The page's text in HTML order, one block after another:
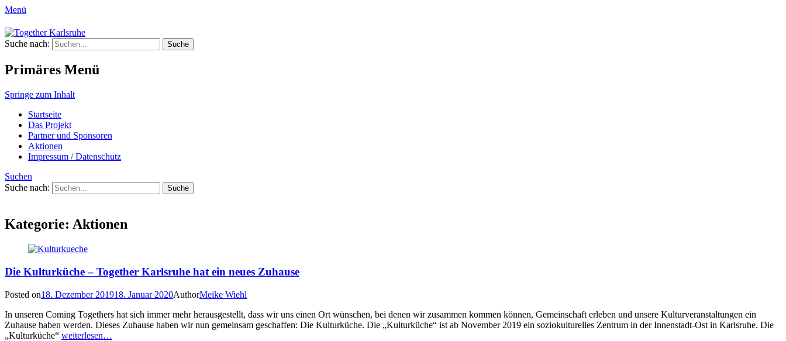
Menü
Together Karlsruhe
Integration von jungen Menschen mit Fluchterfahrung und Migrationshintergrund
Suche nach:
Primäres Menü
Springe zum Inhalt
Startseite
Das Projekt
Partner und Sponsoren
Aktionen
Impressum / Datenschutz
Suchen
Suche nach:
Kategorie: Aktionen
Die Kulturküche – Together Karlsruhe hat ein neues Zuhause
Posted on18. Dezember 201918. Januar 2020AuthorMeike Wiehl
In unseren Coming Togethers hat sich immer mehr herausgestellt, dass wir uns einen Ort wünschen, bei denen wir zusammen kommen können, Gemeinschaft erleben und unsere Kulturveranstaltungen ein
Zuhause haben werden. Dieses Zuhause haben wir nun gemeinsam geschaffen: Die Kulturküche. Die „Kulturküche“ ist ab November 2019 ein soziokulturelles Zentrum in der Innenstadt-Ost in Karlsruhe. Die
„Kulturküche“ weiterlesen…